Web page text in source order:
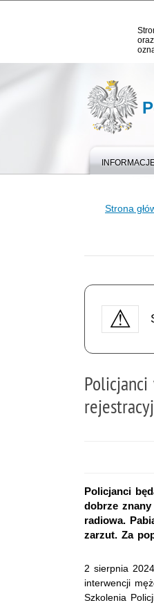
Strona
Policjanci
dobrze
radiowa.
zarzut. Za
2 sierpnia
interwencji
Szkolenia